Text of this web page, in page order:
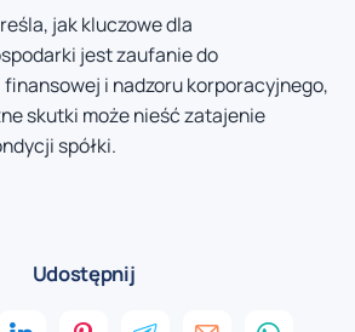
jak kluczowe dla
jest zaufanie do
i nadzoru korporacyjnego,
skutki może nieść zatajenie
spółki.
Udostępnij